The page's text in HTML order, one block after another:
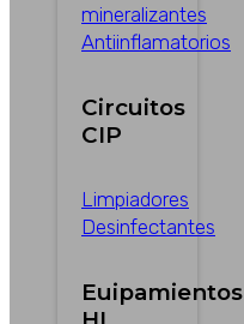
mineralizantes
Antiinflamatorios
Circuitos
CIP
Limpiadores
Desinfectantes
Euipamientos